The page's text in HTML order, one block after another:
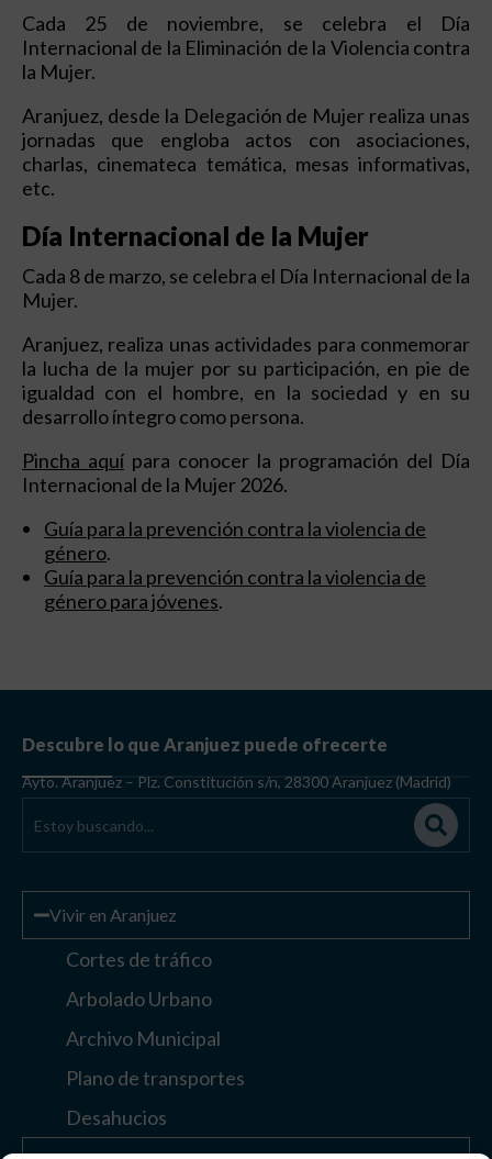
Cada 25 de noviembre, se celebra el Día
Internacional de la Eliminación de la Violencia contra
la Mujer.
Aranjuez, desde la Delegación de Mujer realiza unas
jornadas que engloba actos con asociaciones,
charlas, cinemateca temática, mesas informativas,
etc.
Día Internacional de la Mujer
Cada 8 de marzo, se celebra el Día Internacional de la
Mujer.
Aranjuez, realiza unas actividades para conmemorar
la lucha de la mujer por su participación, en pie de
igualdad con el hombre, en la sociedad y en su
desarrollo íntegro como persona.
Pincha aquí para conocer la programación del Día
Internacional de la Mujer 2026.
Guía para la prevención contra la violencia de
género.
Guía para la prevención contra la violencia de
género para jóvenes.
Descubre lo que Aranjuez puede ofrecerte
Ayto. Aranjuez – Plz. Constitución s/n, 28300 Aranjuez (Madrid)
Vivir en Aranjuez
Cortes de tráfico
Arbolado Urbano
Archivo Municipal
Plano de transportes
Desahucios